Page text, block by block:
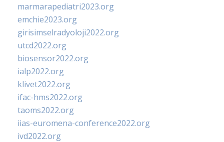
marmarapediatri2023.org
emchie2023.org
girisimselradyoloji2022.org
utcd2022.org
biosensor2022.org
ialp2022.org
klivet2022.org
ifac-hms2022.org
taoms2022.org
iias-euromena-conference2022.org
ivd2022.org